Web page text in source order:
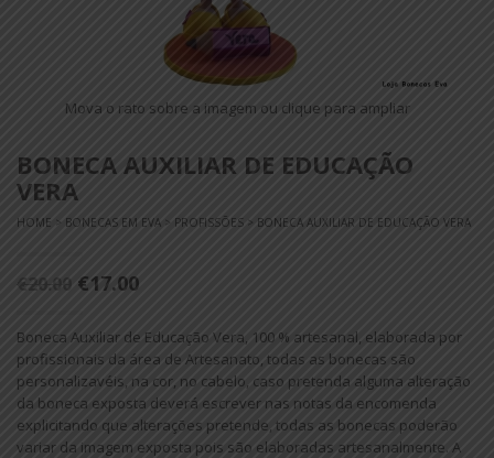
Mova o rato sobre a imagem ou clique para ampliar
BONECA AUXILIAR DE EDUCAÇÃO
VERA
HOME > BONECAS EM EVA > PROFISSÕES > BONECA AUXILIAR DE EDUCAÇÃO VERA
€20.00 €17.00
Boneca Auxiliar de Educação Vera, 100 % artesanal, elaborada por
profissionais da área de Artesanato, todas as bonecas são
personalizavéis, na cor, no cabelo, caso pretenda alguma alteração
da boneca exposta deverá escrever nas notas da encomenda
explicitando que alterações pretende, todas as bonecas poderão
variar da imagem exposta pois são elaboradas artesanalmente. A